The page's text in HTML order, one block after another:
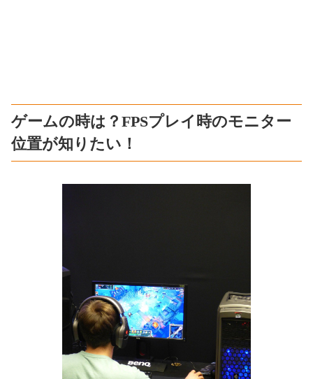
ゲームの時は？FPSプレイ時のモニター
位置が知りたい！